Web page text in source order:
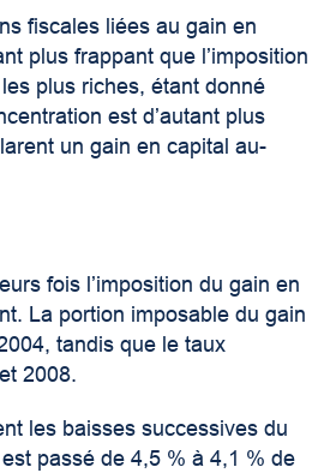
fiscales liées au gain en
plus frappant que l’imposition
plus riches, étant donné
est d’autant plus
un gain en capital au-
fois l’imposition du gain en
La portion imposable du gain
tandis que le taux
2008.
les baisses successives du
passé de 4,5 % à 4,1 % de